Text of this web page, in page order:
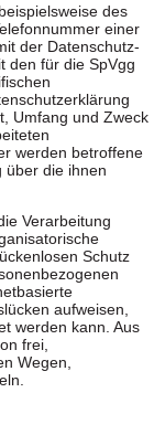
des
einer
der Datenschutz-
den für die SpVgg
Umfang und Zweck
werden betroffene
über die ihnen
Verarbeitung
Schutz
aufweisen,
werden kann. Aus
frei,
Wegen,